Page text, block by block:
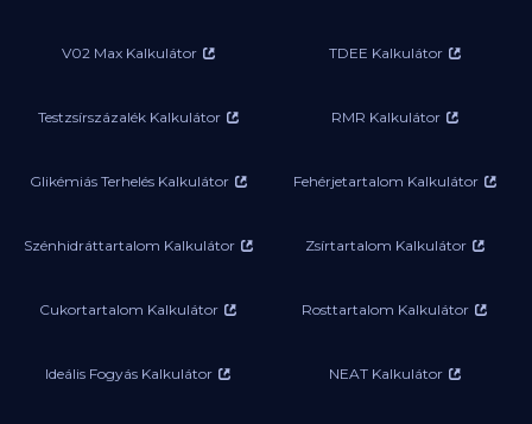
V02 Max Kalkulátor TDEE Kalkulátor
Testzsírszázalék Kalkulátor RMR Kalkulátor
Glikémiás Terhelés Kalkulátor Fehérjetartalom Kalkulátor
Szénhidráttartalom Kalkulátor Zsírtartalom Kalkulátor
Cukortartalom Kalkulátor Rosttartalom Kalkulátor
Ideális Fogyás Kalkulátor NEAT Kalkulátor